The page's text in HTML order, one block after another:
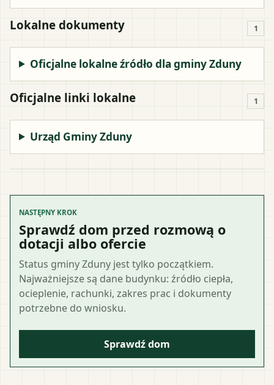
Lokalne dokumenty 1
Oficjalne lokalne źródło dla gminy Zduny
Oficjalne linki lokalne 1
Urząd Gminy Zduny
NASTĘPNY KROK
Sprawdź dom przed rozmową o
dotacji albo ofercie
Status gminy Zduny jest tylko początkiem.
Najważniejsze są dane budynku: źródło ciepła,
ocieplenie, rachunki, zakres prac i dokumenty
potrzebne do wniosku.
Sprawdź dom